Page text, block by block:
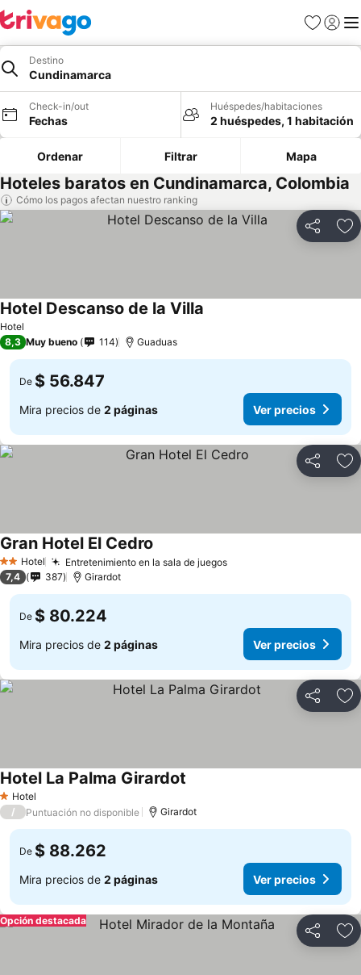
Favoritos
Iniciar
Destino
Cundinamarca
Check-in/out
Fechas
Huéspedes/habitaciones
2 huéspedes, 1 habitación
Ordenar Filtrar Mapa
Hoteles baratos en Cundinamarca, Colombia
Cómo los pagos afectan nuestro ranking
Compartir
Hotel
Hotel Descanso de la Villa
8,3 Muy bueno 114 Guaduas
De $ 56.847
Mira precios de 2 páginas Ver precios
Compartir
2 Estrellas
Hotel Entretenimiento en la sala de juegos
Gran Hotel El Cedro
7,4 387 Girardot
De $ 80.224
Mira precios de 2 páginas Ver precios
Compartir
1 Estrellas
Hotel
Hotel La Palma Girardot
/ Puntuación no disponible Girardot
De $ 88.262
Mira precios de 2 páginas Ver precios
Compartir
Opción destacada